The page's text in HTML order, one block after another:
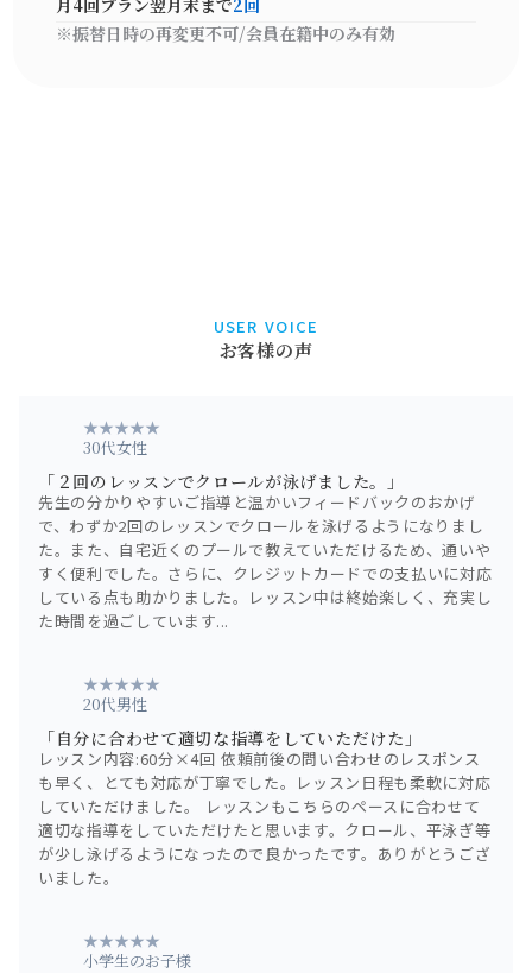
※振替日時の再変更不可/会員在籍中のみ有効
USER VOICE
お客様の声
★★★★★
30代女性
「２回のレッスンでクロールが泳げました。」
先生の分かりやすいご指導と温かいフィードバックのおかげ
で、わずか2回のレッスンでクロールを泳げるようになりまし
た。また、自宅近くのプールで教えていただけるため、通いや
すく便利でした。さらに、クレジットカードでの支払いに対応
している点も助かりました。レッスン中は終始楽しく、充実し
た時間を過ごしています...
★★★★★
20代男性
「自分に合わせて適切な指導をしていただけた」
レッスン内容:60分×4回 依頼前後の問い合わせのレスポンス
も早く、とても対応が丁寧でした。レッスン日程も柔軟に対応
していただけました。 レッスンもこちらのペースに合わせて
適切な指導をしていただけたと思います。クロール、平泳ぎ等
が少し泳げるようになったので良かったです。ありがとうござ
いました。
★★★★★
小学生のお子様